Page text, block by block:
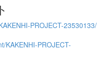
PROJECT-23530133/
KAKENHI-PROJECT-